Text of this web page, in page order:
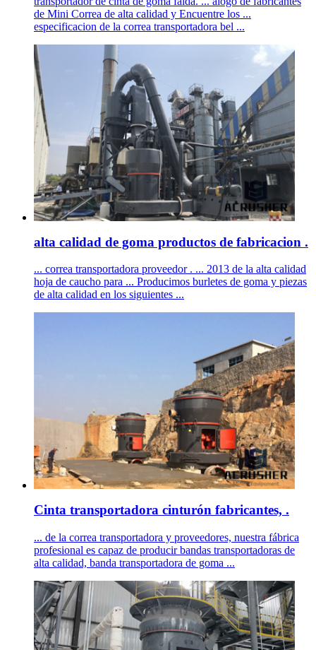
de Mini Correa de alta calidad y Encuentre los ...
especificacion de la correa transportadora bel ...
alta calidad de goma productos de fabricacion .
... correa transportadora proveedor . ... 2013 de la alta calidad
hoja de caucho para ... Producimos burletes de goma y piezas
de alta calidad en los siguientes ...
Cinta transportadora cinturón fabricantes, .
... de la correa transportadora y proveedores, nuestra fábrica
profesional es capaz de producir bandas transportadoras de
alta calidad, banda transportadora de goma ...